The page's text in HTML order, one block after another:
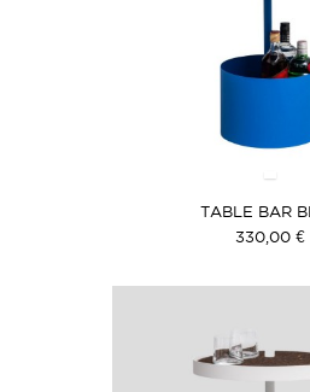
TABLE BAR
330,00 €